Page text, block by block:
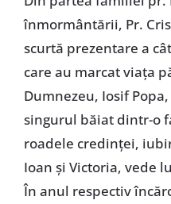
înmormântării, Pr.
scurtă prezentare a
care au marcat viața
Dumnezeu, Iosif
singurul băiat dintr-o
roadele credinței,
Ioan și Victoria, vede
În anul respectiv